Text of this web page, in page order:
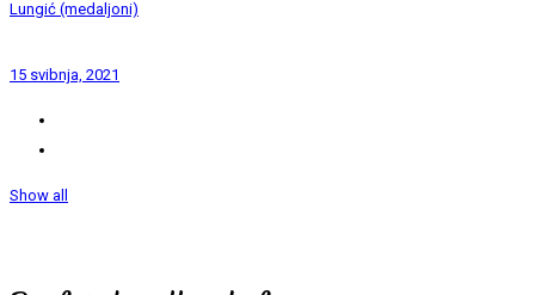
Lungić (medaljoni)
15 svibnja, 2021
Show all